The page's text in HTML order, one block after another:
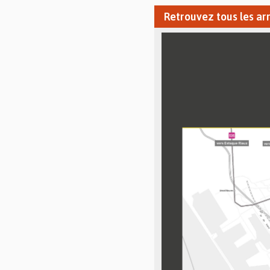
Retrouvez tous les